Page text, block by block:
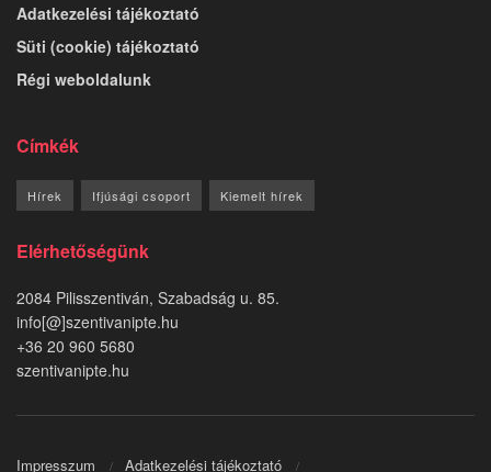
Adatkezelési tájékoztató
Süti (cookie) tájékoztató
Régi weboldalunk
Címkék
Hírek Ifjúsági csoport Kiemelt hírek
Elérhetőségünk
2084 Pilisszentiván, Szabadság u. 85.
info[@]szentivanipte.hu
+36 20 960 5680
szentivanipte.hu
Impresszum Adatkezelési tájékoztató